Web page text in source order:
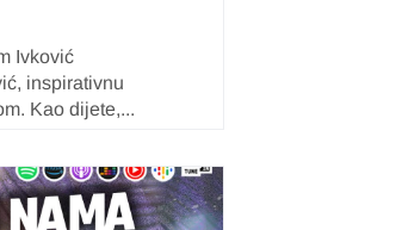
Ivković
inspirativnu
Kao dijete,...